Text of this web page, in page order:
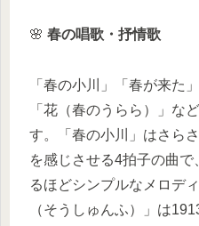
🌸 春の唱歌・抒情歌
「春の小川」「春が来た
「花（春のうらら）」な
す。「春の小川」はさら
を感じさせる4拍子の曲で
るほどシンプルなメロデ
（そうしゅんふ）」は